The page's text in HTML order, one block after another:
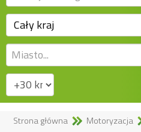
Strona główna Motoryzacja